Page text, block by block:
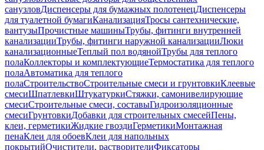
санузловДиспенсеры для бумажных полотенецДиспенсеры
для туалетной бумагиКанализацияТросы сантехнические,
вантузыПрочистные машиныТрубы, фитинги внутренней
канализацииТрубы, фитинги наружной канализацииЛюки
канализационныеТеплый пол водянойТрубы для теплого
полаКоллекторы и комплектующиеТермостатика для теплого
полаАвтоматика для теплого
полаСтроительствоСтроительные смеси и грунтовкиКлеевые
смесиШпатлевкиШтукатуркиСтяжки, самонивелирующие
смесиСтроительные смеси, составыГидроизоляционные
смесиГрунтовкиДобавки для строительных смесейПены,
клеи, герметикиЖидкие гвоздиГерметикиМонтажная
пенаКлеи для обоевКлеи для напольных
покрытийОчистители, растворителиФиксаторы